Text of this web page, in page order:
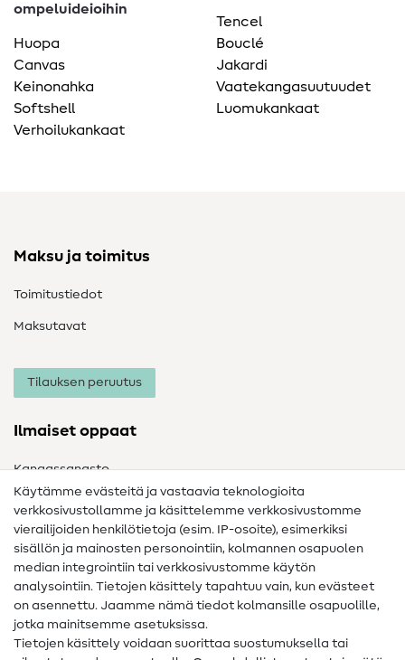
ompeluideioihin
Huopa
Canvas
Keinonahka
Softshell
Verhoilukankaat
Tencel
Bouclé
Jakardi
Vaatekangasuutuudet
Luomukankaat
Maksu ja toimitus
Toimitustiedot
Maksutavat
Tilauksen peruutus
Ilmaiset oppaat
Kangassanasto
Ompelusanasto
Ompeluohjeet
Apua ja yhteystiedot
Yhteystiedot
Tietoa omistajanvaihdoksesta
Käytämme evästeitä ja vastaavia teknologioita
verkkosivustollamme ja käsittelemme verkkosivustomme
vierailijoiden henkilötietoja (esim. IP-osoite), esimerkiksi
sisällön ja mainosten personointiin, kolmannen osapuolen
median integrointiin tai verkkosivustomme käytön
analysointiin. Tietojen käsittely tapahtuu vain, kun evästeet
on asennettu. Jaamme nämä tiedot kolmansille osapuolille,
jotka mainitsemme asetuksissa.
Tietojen käsittely voidaan suorittaa suostumuksella tai